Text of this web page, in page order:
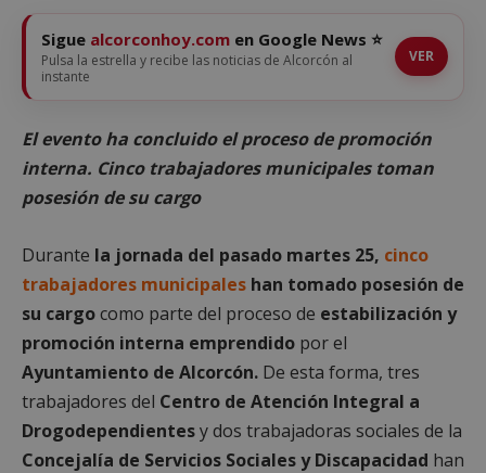
Sigue alcorconhoy.com en Google News ⭐
Pulsa la estrella y recibe las noticias de Alcorcón al
instante
VER
El evento ha concluido el proceso de promoción
interna. Cinco trabajadores municipales toman
posesión de su cargo
Durante la jornada del pasado martes 25, cinco
trabajadores municipales han tomado posesión de
su cargocomo parte del proceso de estabilización y
promoción interna emprendido por el
Ayuntamiento de Alcorcón. De esta forma, tres
trabajadores del Centro de Atención Integral a
Drogodependientesy dos trabajadoras sociales de la
Concejalía de Servicios Sociales y Discapacidad han